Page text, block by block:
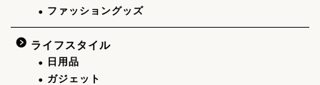
ファッショングッズ
ライフスタイル
日用品
ガジェット